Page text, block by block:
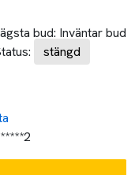
bud: Inväntar bud
stängd